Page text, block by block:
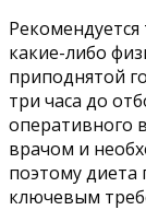
какие-либо
приподнятой
три часа до
оперативного
врачом и
поэтому диета
ключевым